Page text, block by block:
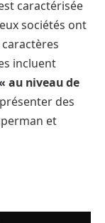
caractérisée
sociétés ont
incluent
au niveau de
des
et